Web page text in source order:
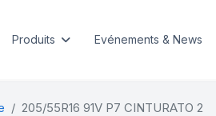
Produits Evénements & News
205/55R16 91V P7 CINTURATO 2